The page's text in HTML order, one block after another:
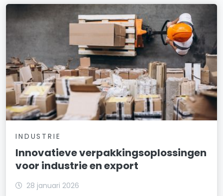
INDUSTRIE
Innovatieve verpakkingsoplossingen
voor industrie en export
28 januari 2026